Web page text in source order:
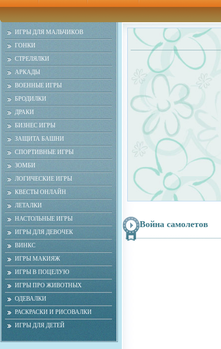
ИГРЫ ДЛЯ МАЛЬЧИКОВ
ГОНКИ
СТРЕЛЯЛКИ
АРКАДЫ
ВОЕННЫЕ ИГРЫ
БРОДИЛКИ
ДРАКИ
БИЗНЕС ИГРЫ
ЗАЩИТА БАШНИ
СПОРТИВНЫЕ ИГРЫ
ЗОМБИ
ЛОГИЧЕСКИЕ ИГРЫ
КВЕСТЫ ОНЛАЙН
ЛЕТАЛКИ
НАСТОЛЬНЫЕ ИГРЫ
ИГРЫ ДЛЯ ДЕВОЧЕК
ВИНКС
ИГРЫ МАКИЯЖ
ИГРЫ В ПОЦЕЛУЮ
ИГРЫ ПРО ЖИВОТНЫХ
ОДЕВАЛКИ
РАСКРАСКИ И РИСОВАЛКИ
ИГРЫ ДЛЯ ДЕТЕЙ
Война самолетов